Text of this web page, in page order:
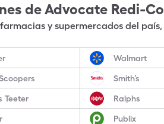
deAdvocate Redi-
y supermercados del
Walmart
Smith’s
Teeter Ralphs
Publix